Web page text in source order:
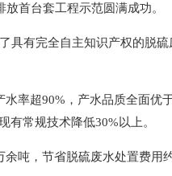
首台套工程示范圆满成功。
有完全自主知识产权的脱硫
超90%，产水品质全面优
有常规技术降低30%以上。
，节省脱硫废水处置费用